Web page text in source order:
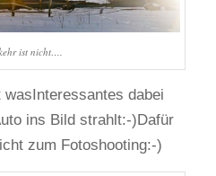
ist nicht….
dabei
ins Bild strahlt:-)Dafür
zum Fotoshooting:-)